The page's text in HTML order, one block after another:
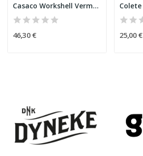
Casaco Workshell Vermelho Com Vivos Refletores
46,30 € 25,00 €